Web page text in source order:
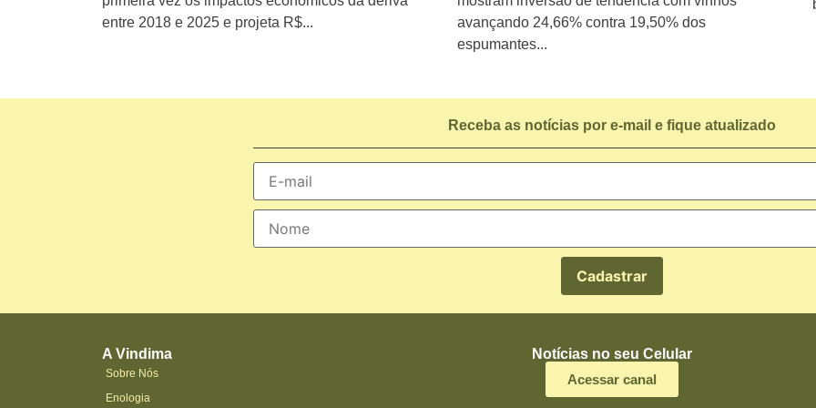
entre 2018 e 2025 e projeta R$...
avançando 24,66% contra 19,50% dos
espumantes...
Receba as notícias por e-mail e fique atualizado
A Vindima
Sobre Nós
Enologia
Notícias no seu Celular
Acessar canal